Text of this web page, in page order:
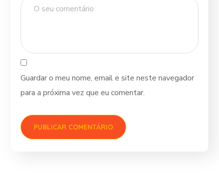
Guardar o meu nome, email e site neste navegador
para a próxima vez que eu comentar.